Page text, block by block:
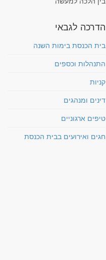
הדרכה לגבאי
בית הכנסת בימות השנה
התנהלות וכספים
קניות
דינים ומנהגים
טיפים ארגוניים
חגים ואירועים בבית הכנסת